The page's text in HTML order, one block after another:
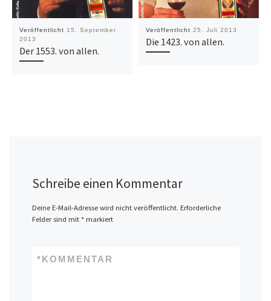
Veröffentlicht 15. September
2013
Der 1553. von allen.
Veröffentlicht 25. Juli 2013
Die 1423. von allen.
Schreibe einen Kommentar
Deine E-Mail-Adresse wird nicht veröffentlicht. Erforderliche
Felder sind mit *markiert
KOMMENTAR
*